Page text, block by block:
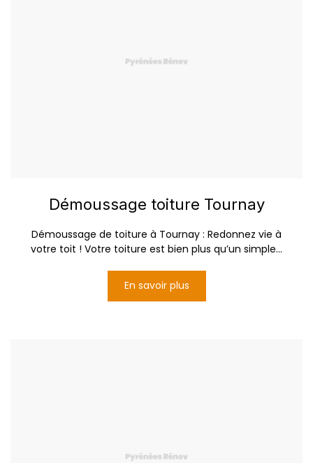
Démoussage toiture Tournay
Démoussage de toiture à Tournay : Redonnez vie à
votre toit ! Votre toiture est bien plus qu’un simple...
En savoir plus